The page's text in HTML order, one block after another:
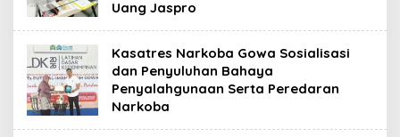
Uang Jaspro
Kasatres Narkoba Gowa Sosialisasi
dan Penyuluhan Bahaya
Penyalahgunaan Serta Peredaran
Narkoba